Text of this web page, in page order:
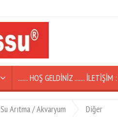
....... HOŞ GELDİNİZ .......
Su Arıtma / Akvaryum Diğer